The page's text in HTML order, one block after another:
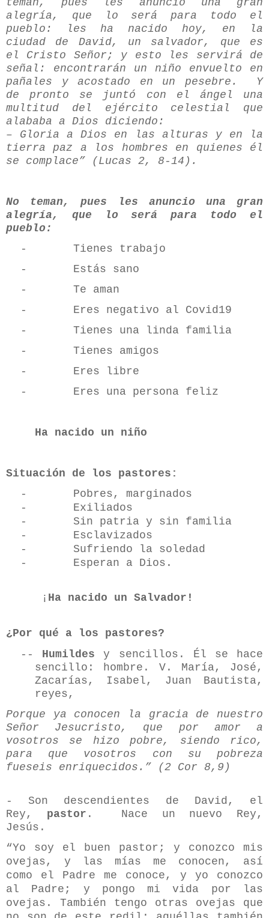
teman, pues les anuncio una gran
alegría, que lo será para todo el
pueblo: les ha nacido hoy, en la
ciudad de David, un salvador, que es
el Cristo Señor; y esto les servirá de
señal: encontrarán un niño envuelto en
pañales y acostado en un pesebre. Y
de pronto se juntó con el ángel una
multitud del ejército celestial que
alababa a Dios diciendo:
– Gloria a Dios en las alturas y en la
tierra paz a los hombres en quienes él
se complace” (Lucas 2, 8-14).
No teman, pues les anuncio una gran
alegría, que lo será para todo el
pueblo:
-
Tienes trabajo
-
Estás sano
-
Te aman
-
Eres negativo al Covid19
-
Tienes una linda familia
-
Tienes amigos
-
Eres libre
-
Eres una persona feliz
Ha nacido un niño
Situación de los pastores:
-
Pobres, marginados
-
Exiliados
-
Sin patria y sin familia
-
Esclavizados
-
Sufriendo la soledad
-
Esperan a Dios.
¡ Ha nacido un Salvador!
¿Por qué a los pastores?
-- Humildes y sencillos. Él se hace
sencillo: hombre. V. María, José,
Zacarías, Isabel, Juan Bautista,
reyes,
Porque ya conocen la gracia de nuestro
Señor Jesucristo, que por amor a
vosotros se hizo pobre, siendo rico,
para que vosotros con su pobreza
fueseis enriquecidos.” (2 Cor 8,9)
- Son descendientes de David, el
Rey, pastor . Nace un nuevo Rey,
Jesús.
“Yo soy el buen pastor; y conozco mis
ovejas, y las mías me conocen, así
como el Padre me conoce, y yo conozco
al Padre; y pongo mi vida por las
ovejas. También tengo otras ovejas que